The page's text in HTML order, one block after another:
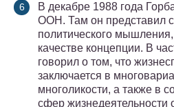
В декабре 1988 года
ООН. Там он представил
политического
качестве концепции. В
говорил о том, что
заключается в
многоликости, а также в
сфер жизнедеятельности